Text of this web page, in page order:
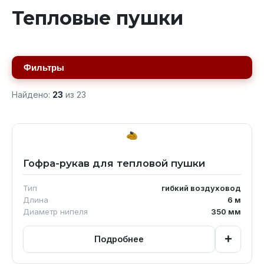
Тепловые пушки
Фильтры
Найдено: 23 из 23
Гофра-рукав для тепловой пушки
Тип
гибкий воздуховод
Длина
6 м
Диаметр нипеля
350 мм
Подробнее +